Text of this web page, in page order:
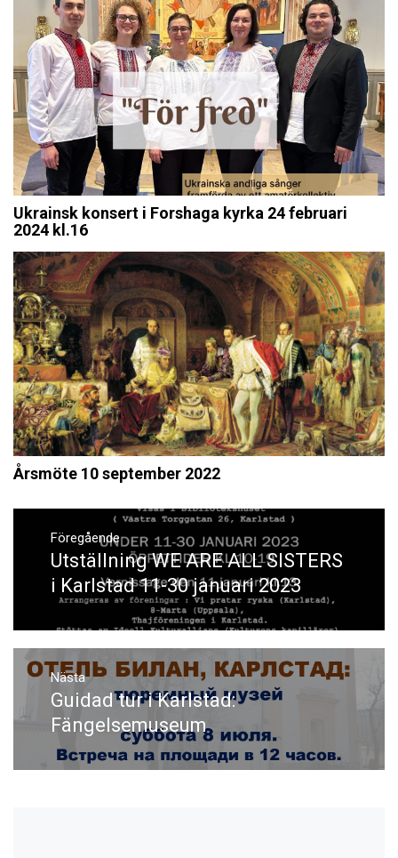
Ukrainsk konsert i Forshaga kyrka 24 februari
2024 kl.16
Årsmöte 10 september 2022
Inläggsnavigering
Föregående
Föregående
inlägg:
Utställning WE ARE ALL SISTERS
i Karlstad 11-30 januari 2023
Nästa
Nästa
inlägg:
Guidad tur i Karlstad:
Fängelsemuseum